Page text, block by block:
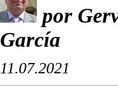
por
García
11.07.2021